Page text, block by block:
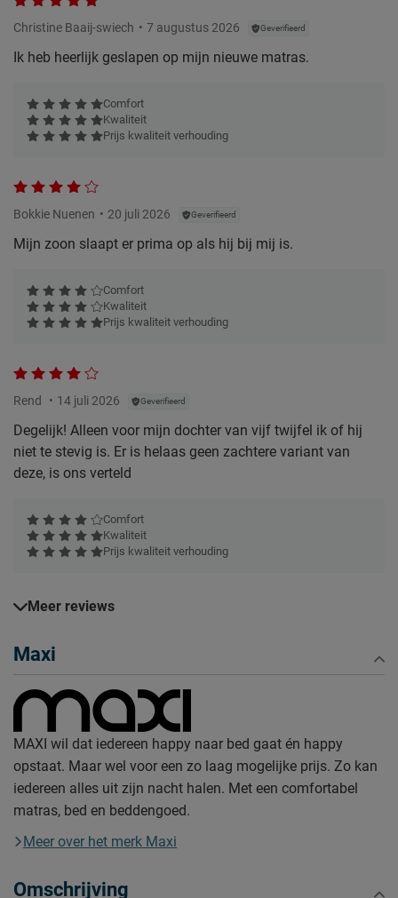
Christine Baaij-swiech 7 augustus 2026 Geverifieerd
Ik heb heerlijk geslapen op mijn nieuwe matras.
Comfort
Kwaliteit
Prijs kwaliteit verhouding
Bokkie Nuenen 20 juli 2026 Geverifieerd
Mijn zoon slaapt er prima op als hij bij mij is.
Comfort
Kwaliteit
Prijs kwaliteit verhouding
Rend 14 juli 2026 Geverifieerd
Degelijk! Alleen voor mijn dochter van vijf twijfel ik of hij
niet te stevig is. Er is helaas geen zachtere variant van
deze, is ons verteld
Comfort
Kwaliteit
Prijs kwaliteit verhouding
Meer reviews
Maxi
MAXI wil dat iedereen happy naar bed gaat én happy
opstaat. Maar wel voor een zo laag mogelijke prijs. Zo kan
iedereen alles uit zijn nacht halen. Met een comfortabel
matras, bed en beddengoed.
Meer over het merk Maxi
Omschrijving